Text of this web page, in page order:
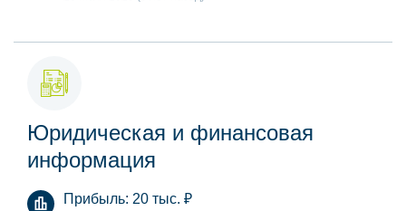
Юридическая и финансовая
информация
Прибыль: 20 тыс. ₽